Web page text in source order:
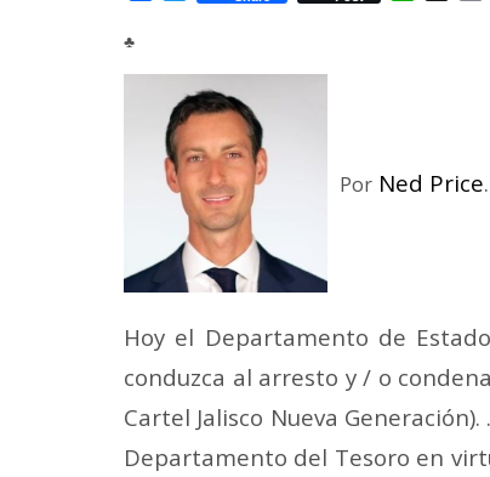
♣
Por Ned Price.
Hoy el Departamento de
conduzca al arresto y / o
Cartel Jalisco Nueva
Departamento del Tesoro en